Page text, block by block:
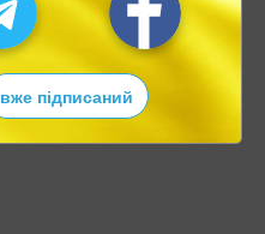
вже підписаний